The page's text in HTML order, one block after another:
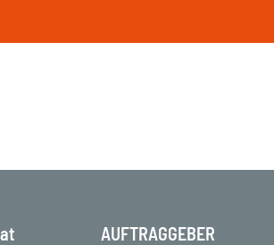
AUFTRAGGEBER